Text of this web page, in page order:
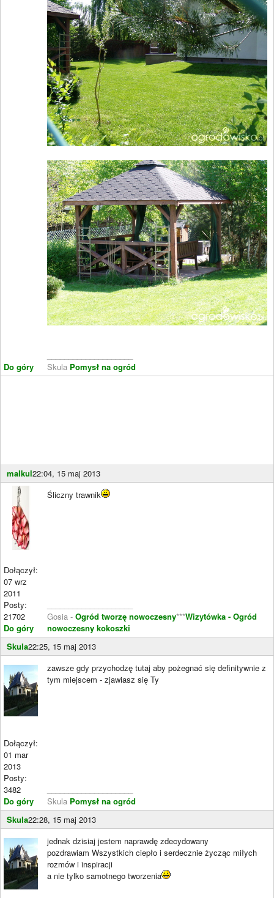
Do góry
Skula Pomysł na ogród
malkul22:04, 15 maj 2013
Dołączył:
07 wrz
2011
Posty:
21702
Do góry
Śliczny trawnik
Gosia - Ogród tworzę nowoczesny***Wizytówka - Ogród
nowoczesny kokoszki
Skula22:25, 15 maj 2013
Dołączył:
01 mar
2013
Posty:
3482
Do góry
zawsze gdy przychodzę tutaj aby pożegnać się definitywnie z
tym miejscem - zjawiasz się Ty
Skula Pomysł na ogród
Skula22:28, 15 maj 2013
jednak dzisiaj jestem naprawdę zdecydowany
pozdrawiam Wszystkich ciepło i serdecznie życząc miłych
rozmów i inspiracji
a nie tylko samotnego tworzenia